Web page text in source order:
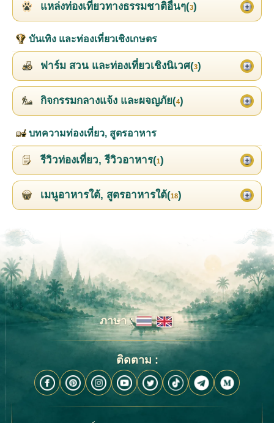
แหล่งท่องเที่ยวทางธรรมชาติอื่นๆ(3)
บันเทิง และท่องเที่ยวเชิงเกษตร
ฟาร์ม สวน และท่องเที่ยวเชิงนิเวศ(3)
กิจกรรมกลางแจ้ง และผจญภัย(4)
บทความท่องเที่ยว, สูตรอาหาร
รีวิวท่องเที่ยว, รีวิวอาหาร(1)
เมนูอาหารใต้, สูตรอาหารใต้(18)
ภาษา :
ติดตาม :